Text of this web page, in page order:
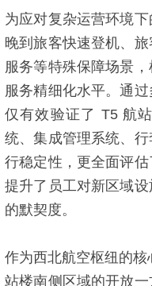
为应对复杂运营环境
晚到旅客快速登机、
服务等特殊保障场景
服务精细化水平。通
仅有效验证了 T5 航
统、集成管理系统、
行稳定性，更全面评估
提升了员工对新区域
的默契度。
作为西北航空枢纽的
站楼南侧区域的开放